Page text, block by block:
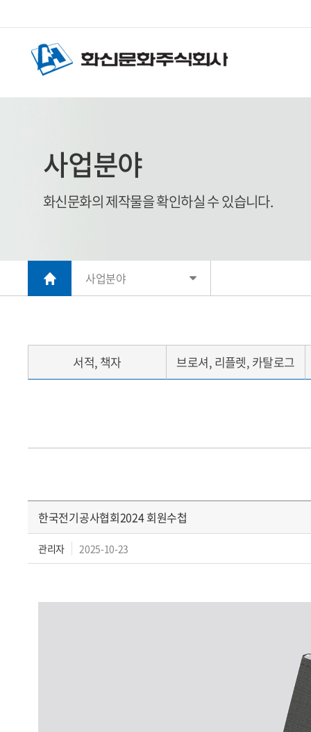
사업분야
화신문화의 제작물을 확인하실 수 있습니다.
사업분야
서적, 책자 브로셔, 리플렛, 카탈로그
한국전기공사협회2024 회원수첩
관리자 2025-10-23